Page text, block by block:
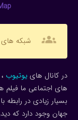
groups شبکه های
در کانال هاییوتیوب ،
های اجتماعی ما فیلم
بسیار زیادی در
جهان وجود دارد که